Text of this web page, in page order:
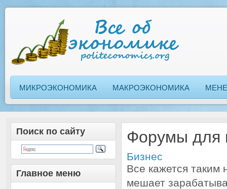
МИКРОЭКОНОМИКА МАКРОЭКОНОМИКА
Поиск по сайту
Главное меню
Форумы для
Бизнес
Все кажется таким
мешает